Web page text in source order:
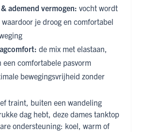
ademend vermogen: vocht wordt
je droog en comfortabel
de mix met elastaan,
een comfortabele pasvorm
bewegingsvrijheid zonder
traint, buiten een wandeling
dag hebt, deze dames tanktop
ondersteuning: koel, warm of